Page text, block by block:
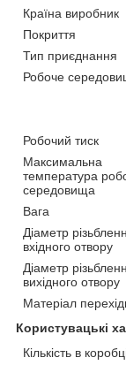
Країна виробник
Покриття
Тип приєднання
Робоче
Робочий тиск
Максимальна
температура
середовища
Вага
Діаметр
вхідного отвору
Діаметр
вихідного отвору
Матеріал
Користувацькі
Кількість в